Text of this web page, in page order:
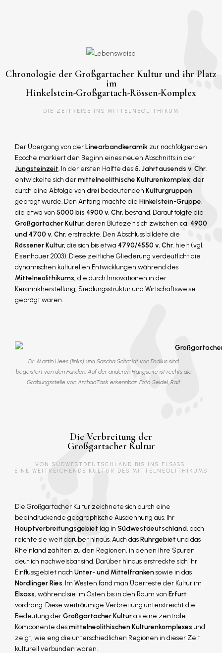
Chronologie der Großgartacher Kultur und ihr Platz
im
Hinkelstein-Großgartach-Rössen-Komplex
DIE ZEITREISE INS MITTELNEOLITHIKUM
Der Übergang von derLinearbandkeramik zur nachfolgenden
Epoche markiert den Beginn eines neuen Abschnitts in der
Jungsteinzeit . In der ersten Hälfte des5. Jahrtausends v. Chr
entwickelte sich dermittelneolithische Kulturenkomplex, der
durch eine Abfolge von drei bedeutenden Kulturgruppen
geprägt wurde. Den Anfang machte die Hinkelstein-Gruppe,
die etwa von 5000 bis 4900 v. Chr. bestand. Darauf folgte die
Großgartacher Kultur, deren Blütezeit sich zwischen ca. 4900
und 4700 v. Chr. erstreckte. Den Abschluss bildete die
Rössener Kultur, die sich bis etwa 4790/4550 v. Chr . hielt (vgl.
Eisenhauer 2003). Diese zeitliche Gliederung verdeutlicht die
dynamischen kulturellen Entwicklungen während des
Mittelneolithikums, die durch Innovationen in der
Keramikherstellung, Siedlungsstruktur und Wirtschaftsweise
geprägt waren.
Dr. Martin Hees (links) und Sascha Schmidt von Fodilus sind
begeistert von den Funden. Auf der anderen Hangseite ist rechts die
Grabungsstelle von ArchaoTask erkennbar. Foto Seidel, Ralf
Die Verbreitung der
Großgartacher Kultur
VON SÜDWESTDEUTSCHLAND BIS INS ELSASS:
EINE WEITREICHENDE KULTUR DES MITTELNEOLITHIKUMS
Die Großgartacher Kultur zeichnete sich durch eine
beeindruckende geographische Ausdehnung aus. Ihr
Hauptverbreitungsgebiet lag in Südwestdeutschland, doch
reichte sie weit darüber hinaus. Auch dasRuhrgebiet und das
Rheinland zählten zu den Regionen, in denen ihre Spuren
deutlich nachweisbar sind. Darüber hinaus erstreckte sich ihr
Einflussgebiet nach Unter- und Mittelfrankensowie in das
Nördlinger Ries . Im Westen fand man Überreste der Kultur im
Elsass, während sie im Osten bis in den Raum von Erfurt
vordrang. Diese weiträumige Verbreitung unterstreicht die
Bedeutung derGroßgartacher Kulturals eine zentrale
Komponente desmittelneolithischen Kulturenkomplexes und
zeigt, wie eng die unterschiedlichen Regionen in dieser Zeit
kulturell verbunden waren.